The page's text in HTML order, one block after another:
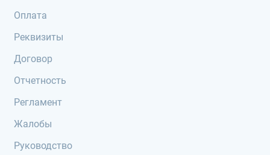
Оплата
Реквизиты
Договор
Отчетность
Регламент
Жалобы
Руководство